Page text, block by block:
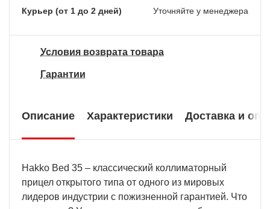
Курьер (от 1 до 2 дней) Уточняйте у менеджера
Условия возврата товара
Гарантии
Описание Характеристики Доставка и
Hakko Bed 35 – классический коллиматорный
прицел открытого типа от одного из мировых
лидеров индустрии с пожизненной гарантией. Что